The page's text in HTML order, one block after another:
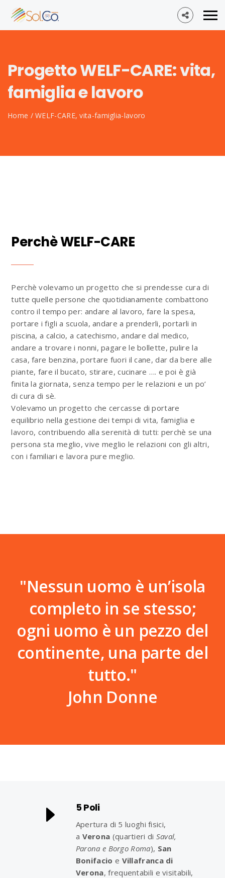
Progetto WELF-CARE: vita,
famiglia e lavoro
Home /WELF-CARE, vita-famiglia-lavoro
Perchè WELF-CARE
Perchè volevamo un progetto che si prendesse cura di
tutte quelle persone che quotidianamente combattono
contro il tempo per: andare al lavoro, fare la spesa,
portare i figli a scuola, andare a prenderli, portarli in
piscina, a calcio, a catechismo, andare dal medico,
andare a trovare i nonni, pagare le bollette, pulire la
casa, fare benzina, portare fuori il cane, dar da bere alle
piante, fare il bucato, stirare, cucinare …. e poi è già
finita la giornata, senza tempo per le relazioni e un po’
di cura di sè.
Volevamo un progetto che cercasse di portare
equilibrio nella gestione dei tempi di vita, famiglia e
lavoro, contribuendo alla serenità di tutti: perchè se una
persona sta meglio, vive meglio le relazioni con gli altri,
con i familiari e lavora pure meglio.
"Nessun uomo è un’isola
completo in se stesso;
ogni uomo è un pezzo del
continente, una parte del
tutto."
John Donne
5 Poli
Apertura di 5 luoghi fisici,
a Verona (quartieri di Saval,
Parona e Borgo Roma), San
Bonifacio e Villafranca di
Verona, frequentabili e visitabili,